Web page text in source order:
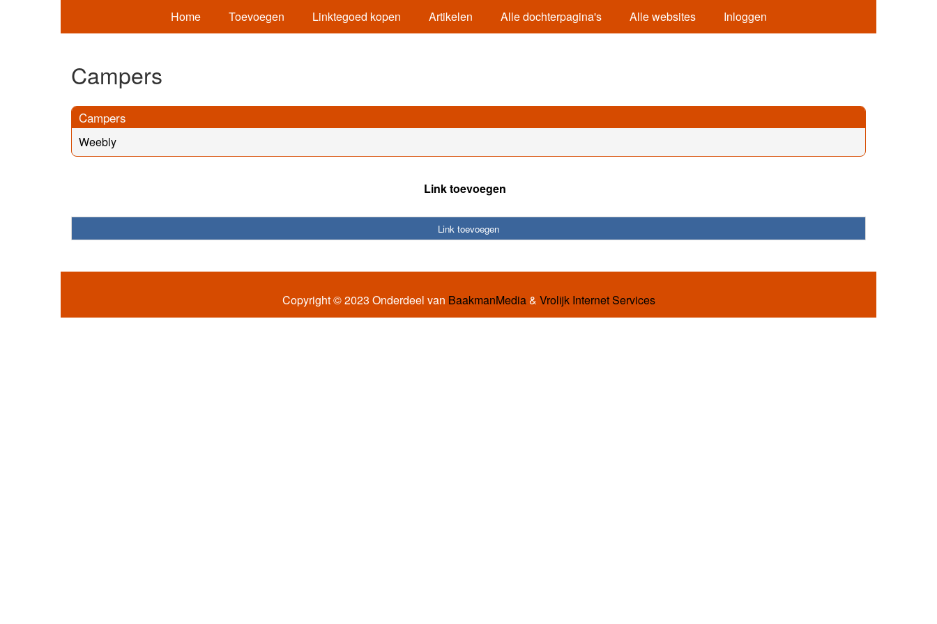
Home Toevoegen Linktegoed kopen Artikelen Alle dochterpagina's Alle websites Inloggen
Campers
Campers
Weebly
Link toevoegen
Link toevoegen
Copyright © 2023 Onderdeel van BaakmanMedia& Vrolijk Internet Services